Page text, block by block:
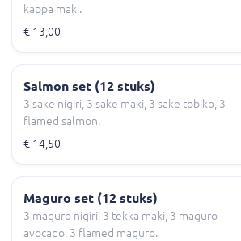
kappa maki.
€ 13,00
Salmon set (12 stuks)
3 sake nigiri, 3 sake maki, 3 sake tobiko, 3
flamed salmon.
€ 14,50
Maguro set (12 stuks)
3 maguro nigiri, 3 tekka maki, 3 maguro
avocado, 3 flamed maguro.